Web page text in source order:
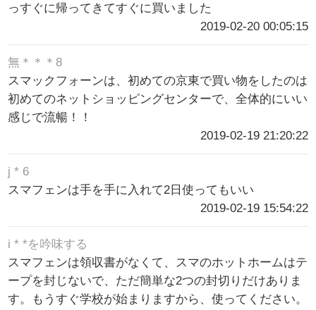
っすぐに帰ってきてすぐに買いました
2019-02-20 00:05:15
無＊＊＊8
スマックフォーンは、初めての京東で買い物をしたのは
初めてのネットショッピングセンターで、全体的にいい
感じで流暢！！
2019-02-19 21:20:22
j * 6
スマフェンは手を手に入れて2日使ってもいい
2019-02-19 15:54:22
i * *を吟味する
スマフェンは領収書がなくて、スマのホットホームはテ
ープを封じないで、ただ簡単な2つの封切りだけありま
す。もうすぐ学校が始まりますから、使ってください。